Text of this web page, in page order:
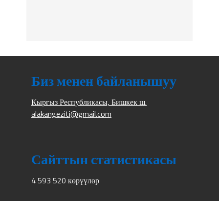
Биз менен байланышуу
Кыргыз Республикасы, Бишкек ш.
alakangeziti@gmail.com
Сайттын статистикасы
4 593 520 көрүүлөр